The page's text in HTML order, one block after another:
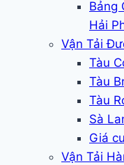
Bảng
Hải
Vận Tải
Tàu
Tàu
Tàu
Sà
Giá
Vận Tải